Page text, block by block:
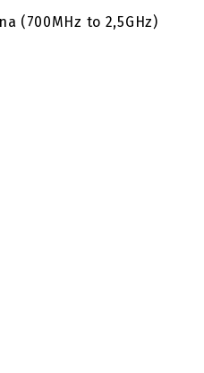
(700MHz to 2,5GHz)